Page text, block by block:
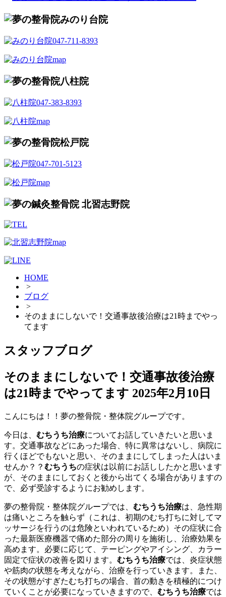
HOME
>
ブログ
>
そのままにしないで！交通事故後治療は21時までやっ
てます
スタッフブログ
そのままにしないで！交通事故後治療
は21時までやってます 2025年2月10日
こんにちは！！夢の整骨院・整体院グループです。
今日は、 むちうち治療についてお話していきたいと思いま
す。交通事故などにあった場合、特に異常はないし、病院に
行くほどでもないと思い、そのままにしてしまった人はいま
せんか？？ むちうちの症状は以前にお話ししたかと思います
が、そのままにしておくと後から出てくる場合がありますの
で、必ず受診するようにお勧めします。
夢の整骨院・整体院グループでは、 むちうち治療は、急性期
は痛いところを触らず（これは、初期のむち打ちに対してマ
ッサージを行うのは危険といわれているため）その症状に合
った最新医療機器で痛めた部分の周りを施術し、治療効果を
高めます。必要に応じて、テーピングやアイシング、カラー
固定で症状の改善を図ります。 むちうち治療では、炎症状態
や筋肉の状態を考えながら、治療を行っていきます。また、
その状態がすぎたむち打ちの場合、首の動きを積極的につけ
ていくことが必要になっていきますので、 むちうち治療では